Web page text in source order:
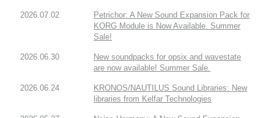
2026.07.02
Petrichor: A New Sound Expansion Pack for
KORG Module is Now Available. Summer
Sale!
2026.06.30
New soundpacks for opsix and wavestate
are now available! Summer Sale.
2026.06.24
KRONOS/NAUTILUS Sound Libraries: New
libraries from Kelfar Technologies